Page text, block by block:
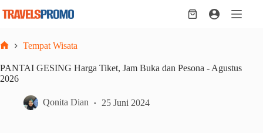
Shopping
Tempat Wisata
PANTAI GESING Harga Tiket, Jam Buka dan Pesona - Agustus
2026
Qonita Dian 25 Juni 2024